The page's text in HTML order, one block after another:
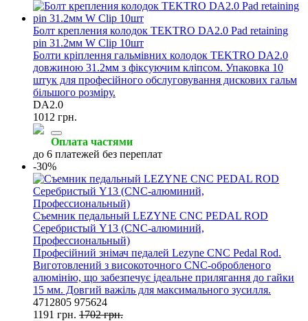
Болт крепления колодок TEKTRO DA2.0 Pad retaining
pin 31.2мм W Clip 10шт
Болти кріплення гальмівних колодок TEKTRO DA2.0
довжиною 31.2мм з фіксуючим кліпсом. Упаковка 10
штук для професійного обслуговування дискових гальм
більшого розміру.
DA2.0
1012 грн.
Оплата частями
до 6 платежей без переплат
-30%
Съемник педальный LEZYNE CNC PEDAL ROD
Серебристый Y13 (CNC-алюминий,
Профессиональный)
Професійний знімач педалей Lezyne CNC Pedal Rod.
Виготовлений з високоточного CNC-обробленого
алюмінію, що забезпечує ідеальне прилягання до гайки
15 мм. Довгий важіль для максимального зусилля.
4712805 975624
1191 грн. 1702 грн.